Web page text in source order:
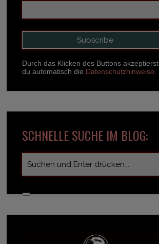
Durch das Klicken des Buttons akzeptierst
du automatisch die Datenschutzhinweise.
SCHNELLE SUCHE IM BLOG: